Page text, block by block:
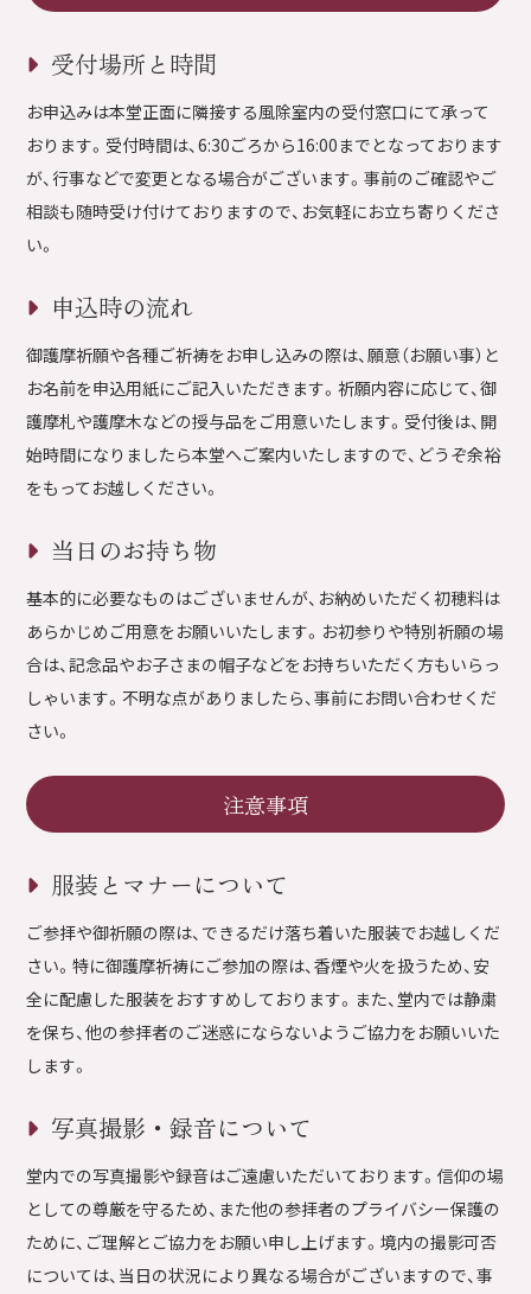
受付場所と時間
お申込みは本堂正面に隣接する風除室内の受付窓口にて承って
おります。受付時間は、6:30ごろから16:00までとなっております
が、行事などで変更となる場合がございます。事前のご確認やご
相談も随時受け付けておりますので、お気軽にお立ち寄りくださ
い。
申込時の流れ
御護摩祈願や各種ご祈祷をお申し込みの際は、願意（お願い事）と
お名前を申込用紙にご記入いただきます。祈願内容に応じて、御
護摩札や護摩木などの授与品をご用意いたします。受付後は、開
始時間になりましたら本堂へご案内いたしますので、どうぞ余裕
をもってお越しください。
当日のお持ち物
基本的に必要なものはございませんが、お納めいただく初穂料は
あらかじめご用意をお願いいたします。お初参りや特別祈願の場
合は、記念品やお子さまの帽子などをお持ちいただく方もいらっ
しゃいます。不明な点がありましたら、事前にお問い合わせくだ
さい。
注意事項
服装とマナーについて
ご参拝や御祈願の際は、できるだけ落ち着いた服装でお越しくだ
さい。特に御護摩祈祷にご参加の際は、香煙や火を扱うため、安
全に配慮した服装をおすすめしております。また、堂内では静粛
を保ち、他の参拝者のご迷惑にならないようご協力をお願いいた
します。
写真撮影・録音について
堂内での写真撮影や録音はご遠慮いただいております。信仰の場
としての尊厳を守るため、また他の参拝者のプライバシー保護の
ために、ご理解とご協力をお願い申し上げます。境内の撮影可否
については、当日の状況により異なる場合がございますので、事